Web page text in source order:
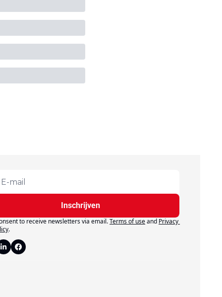
Inschrijven
to receive newsletters via email.Terms of useand Privacy
.